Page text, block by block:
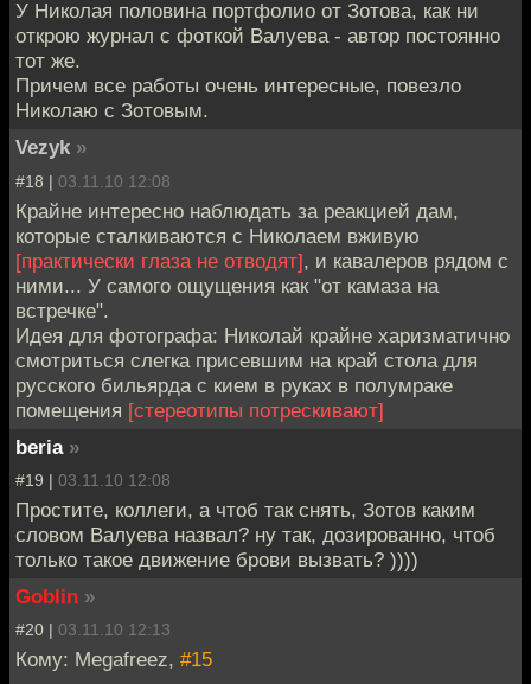
У Николая половина портфолио от Зотова, как ни
открою журнал с фоткой Валуева - автор постоянно
тот же.
Причем все работы очень интересные, повезло
Николаю с Зотовым.
Vezyk »
#18 | 03.11.10 12:08
Крайне интересно наблюдать за реакцией дам,
которые сталкиваются с Николаем вживую
[практически глаза не отводят], и кавалеров рядом с
ними... У самого ощущения как "от камаза на
встречке".
Идея для фотографа: Николай крайне харизматично
смотриться слегка присевшим на край стола для
русского бильярда с кием в руках в полумраке
помещения [стереотипы потрескивают]
beria »
#19 | 03.11.10 12:08
Простите, коллеги, а чтоб так снять, Зотов каким
словом Валуева назвал? ну так, дозированно, чтоб
только такое движение брови вызвать? ))))
Goblin »
#20 | 03.11.10 12:13
Кому: Megafreez, #15